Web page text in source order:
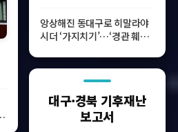
앙상해진 동대구로 히말라야
시더 ‘가지치기’…‘경관 훼손’
대구·경북 기후재난
보고서